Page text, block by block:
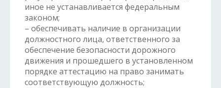
иное не устанавливается федеральным
законом;
– обеспечивать наличие в организации
должностного лица, ответственного за
обеспечение безопасности дорожного
движения и прошедшего в установленном
порядке аттестацию на право занимать
соответствующую должность;